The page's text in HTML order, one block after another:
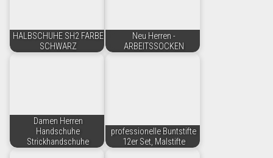
HALBSCHUHE SH2 FARBE
SCHWARZ
Neu Herren -
ARBEITSSOCKEN
Damen Herren
Handschuhe
Strickhandschuhe
professionelle Buntstifte
12er Set, Malstifte